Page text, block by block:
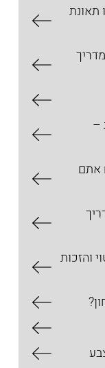
תאונת
–
אתם
והזכות